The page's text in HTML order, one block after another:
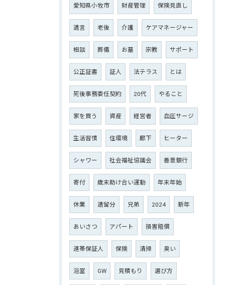
愛知県小牧市 財産管理 保険見直し
遺言 老後 介護 ケアマネージャー
相談 葬儀 お墓 宗教 サポート
公正証書 証人 法テラス とは
死後事務委任契約 20代 やること
家を買う 資産 経営者 血圧サージ
生活習慣 住環境 廊下 ヒーター
シャワー 社会福祉協議会 善意銀行
寄付 歳末助け合い運動 年末年始
休業 遺留分 兄弟 2024 新年
あいさつ アパート 損害賠償
連帯保証人 保険 清掃 臭い
浴室 GW 見積もり 選び方